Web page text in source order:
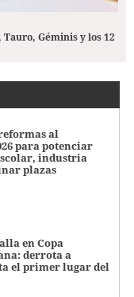
Géminis y los 12
al
para potenciar
industria
plazas
en Copa
derrota a
el primer lugar del